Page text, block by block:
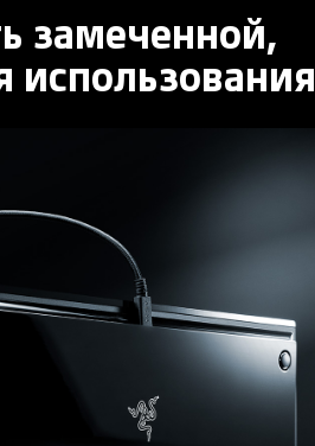
замеченной,
использования